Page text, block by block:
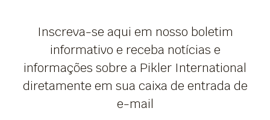
Inscreva-se aqui em nosso boletim
informativo e receba notícias e
informações sobre a Pikler International
diretamente em sua caixa de entrada de
e-mail